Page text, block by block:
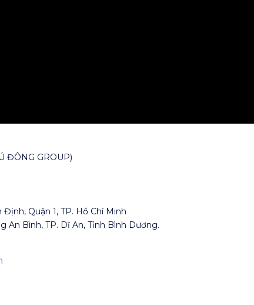
ĐÔNG GROUP)
Quận 1, TP. Hồ Chí Minh
An Bình, TP. Dĩ An, Tỉnh Bình Dương.